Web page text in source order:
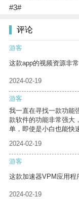
#3#
评论
游客
这款app的视频资源非
2024-02-19
游客
我一直在寻找一款功能
款软件的功能非常强大
单，即使是小白也能快
2024-02-19
游客
这款加速器VPM应用程
2024-02-19